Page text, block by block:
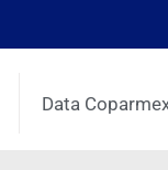
Data